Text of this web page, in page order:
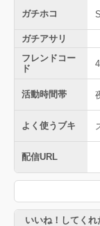
ガチホコ
ガチアサリ
フレンドコー
ド
活動時間帯
よく使うブキ
配信URL
いいね！してくれ